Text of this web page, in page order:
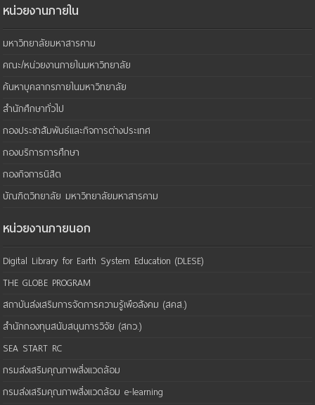
หน่วยงานภายใน
มหาวิทยาลัยมหาสารคาม
คณะ/หน่วยงานภายในมหาวิทยาลัย
ค้นหาบุคลากรภายในมหาวิทยาลัย
สำนักศึกษาทั่วไป
กองประชาสัมพันธ์และกิจการต่างประเทศ
กองบริการการศึกษา
กองกิจการนิสิต
บัณฑิตวิทยาลัย มหาวิทยาลัยมหาสารคาม
หน่วยงานภายนอก
Digital Library for Earth System Education (DLESE)
THE GLOBE PROGRAM
สถาบันส่งเสริมการจัดการความรู้เพือสังคม (สคส.)
สำนักกองทุนสนับสนุนการวิจัย (สกว.)
SEA START RC
กรมส่งเสริมคุณภาพสิ่งแวดล้อม
กรมส่งเสริมคุณภาพสิ่งแวดล้อม e-learning